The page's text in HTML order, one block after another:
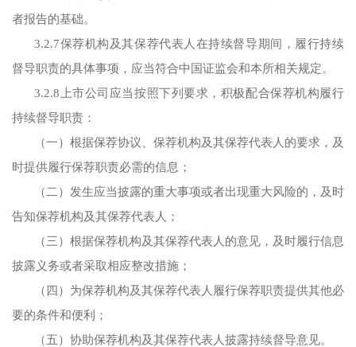
者报告的基础。
3.2.7保荐机构及其保荐代表人在持续督导期间，履行持续
督导职责的具体事项，应当符合中国证监会和本所相关规定。
3.2.8上市公司应当按照下列要求，积极配合保荐机构履行
持续督导职责：
（一）根据保荐协议、保荐机构及其保荐代表人的要求，及
时提供履行保荐职责必需的信息；
（二）发生应当披露的重大事项或者出现重大风险的，及时
告知保荐机构及其保荐代表人；
（三）根据保荐机构及其保荐代表人的意见，及时履行信息
披露义务或者采取相应整改措施；
（四）为保荐机构及其保荐代表人履行保荐职责提供其他必
要的条件和便利；
（五）协助保荐机构及其保荐代表人披露持续督导意见。